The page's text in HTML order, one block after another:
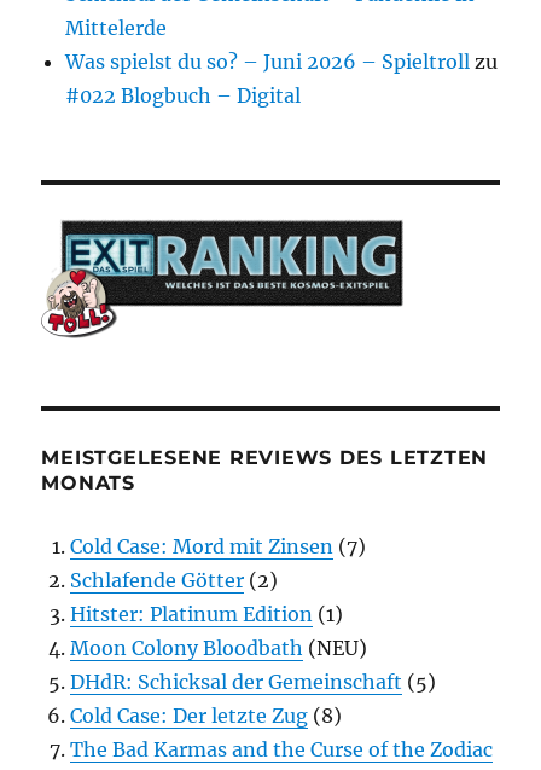
Mittelerde
Was spielst du so? – Juni 2026 – Spieltroll zu
#022 Blogbuch – Digital
MEISTGELESENE REVIEWS DES LETZTEN
MONATS
Cold Case: Mord mit Zinsen (7)
Schlafende Götter (2)
Hitster: Platinum Edition (1)
Moon Colony Bloodbath (NEU)
DHdR: Schicksal der Gemeinschaft (5)
Cold Case: Der letzte Zug (8)
The Bad Karmas and the Curse of the Zodiac